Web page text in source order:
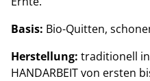
Basis: Bio-Quitten,
Herstellung: traditionell
HANDARBEIT von ersten